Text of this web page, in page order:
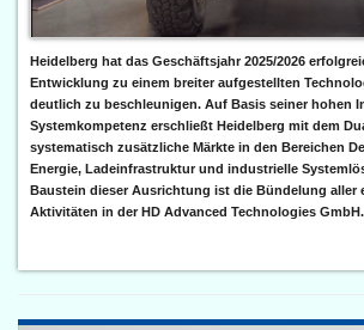
Heidelberg hat das Geschäftsjahr 2025/2026
Entwicklung zu einem breiter aufgestellten
deutlich zu beschleunigen. Auf Basis seiner hohen
Systemkompetenz erschließt Heidelberg mit dem
systematisch zusätzliche Märkte in den Bereichen
Energie, Ladeinfrastruktur und industrielle
Baustein dieser Ausrichtung ist die Bündelung aller
Aktivitäten in der HD Advanced Technologies